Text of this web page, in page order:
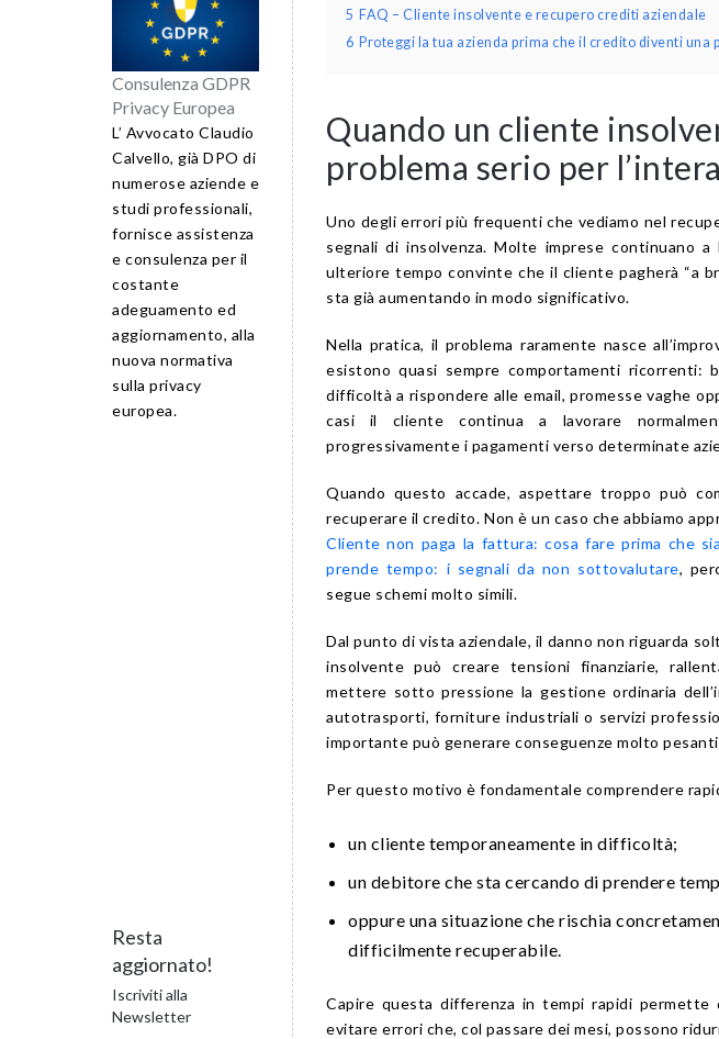
Consulenza GDPR
Privacy Europea
L’ Avvocato Claudio
Calvello, già DPO di
numerose aziende e
studi professionali,
fornisce assistenza
e consulenza per il
costante
adeguamento ed
aggiornamento, alla
nuova normativa
sulla privacy
europea.
Resta
aggiornato!
Iscriviti alla
Newsletter
5 FAQ – Cliente insolvente e recupero crediti aziendale
6 Proteggi la tua azienda prima che il credito diventi una
Quando un cliente
problema serio per
Uno degli errori più frequenti che vediamo nel
segnali di insolvenza. Molte imprese continuano
ulteriore tempo convinte che il cliente pagherà “a
sta già aumentando in modo significativo.
Nella pratica, il problema raramente nasce
esistono quasi sempre comportamenti ricorrenti:
difficoltà a rispondere alle email, promesse vaghe
casi il cliente continua a lavorare
progressivamente i pagamenti verso determinate
Quando questo accade, aspettare troppo può
recuperare il credito. Non è un caso che abbiamo
Cliente non paga la fattura: cosa fare prima che
prende tempo: i segnali da non sottovalutare,
segue schemi molto simili.
Dal punto di vista aziendale, il danno non riguarda
insolvente può creare tensioni finanziarie,
mettere sotto pressione la gestione ordinaria
autotrasporti, forniture industriali o servizi
importante può generare conseguenze molto
Per questo motivo è fondamentale comprendere
un cliente temporaneamente in difficoltà;
un debitore che sta cercando di prendere
oppure una situazione che rischia
difficilmente recuperabile.
Capire questa differenza in tempi rapidi
evitare errori che, col passare dei mesi, possono